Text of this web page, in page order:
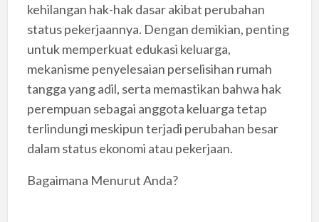
kehilangan hak-hak dasar akibat perubahan
status pekerjaannya. Dengan demikian, penting
untuk memperkuat edukasi keluarga,
mekanisme penyelesaian perselisihan rumah
tangga yang adil, serta memastikan bahwa hak
perempuan sebagai anggota keluarga tetap
terlindungi meskipun terjadi perubahan besar
dalam status ekonomi atau pekerjaan.
Bagaimana Menurut Anda?